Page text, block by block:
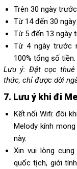
Trên 30 ngày
Từ 14 đến 30
Từ 5 đến 13 ngày
Từ 4 ngày trước
100% tổng số tiền.
Lưu ý: Đặt cọc thuê
thức, chỉ được dời
7. Lưu ý khi đi
Kết nối Wifi: đôi
Melody kính
này.
Xin vui lòng
quốc tịch, giới